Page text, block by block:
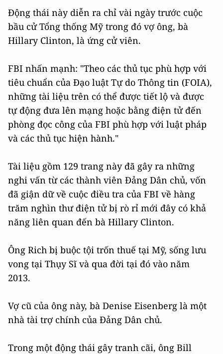
Động thái này diễn ra chỉ vài ngày trước cuộc
bầu cử Tổng thống Mỹ trong đó vợ ông, bà
Hillary Clinton, là ứng cử viên.
FBI nhấn mạnh: "Theo các thủ tục phù hợp với
tiêu chuẩn của Đạo luật Tự do Thông tin (FOIA),
những tài liệu trên có thể được tiết lộ và được
tự động đưa lên mạng hoặc bằng điện tử đến
phòng đọc công của FBI phù hợp với luật pháp
và các thủ tục hiện hành."
Tài liệu gồm 129 trang này đã gây ra những
nghi vấn từ các thành viên Đảng Dân chủ, vốn
đã giận dữ về cuộc điều tra của FBI về hàng
trăm nghìn thư điện tử bị rò rỉ mới đây có khả
năng liên quan đến bà Hillary Clinton.
Ông Rich bị buộc tội trốn thuế tại Mỹ, sống lưu
vong tại Thụy Sĩ và qua đời tại đó vào năm
2013.
Vợ cũ của ông này, bà Denise Eisenberg là một
nhà tài trợ chính của Đảng Dân chủ.
Trong một động thái gây tranh cãi, ông Bill